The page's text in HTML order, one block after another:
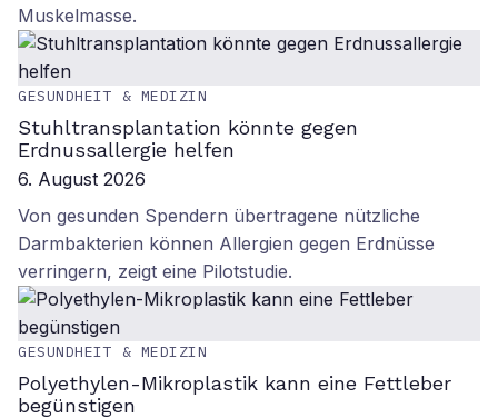
Muskelmasse.
GESUNDHEIT & MEDIZIN
Stuhltransplantation könnte gegen
Erdnussallergie helfen
6. August 2026
Von gesunden Spendern übertragene nützliche
Darmbakterien können Allergien gegen Erdnüsse
verringern, zeigt eine Pilotstudie.
GESUNDHEIT & MEDIZIN
Polyethylen-Mikroplastik kann eine Fettleber
begünstigen